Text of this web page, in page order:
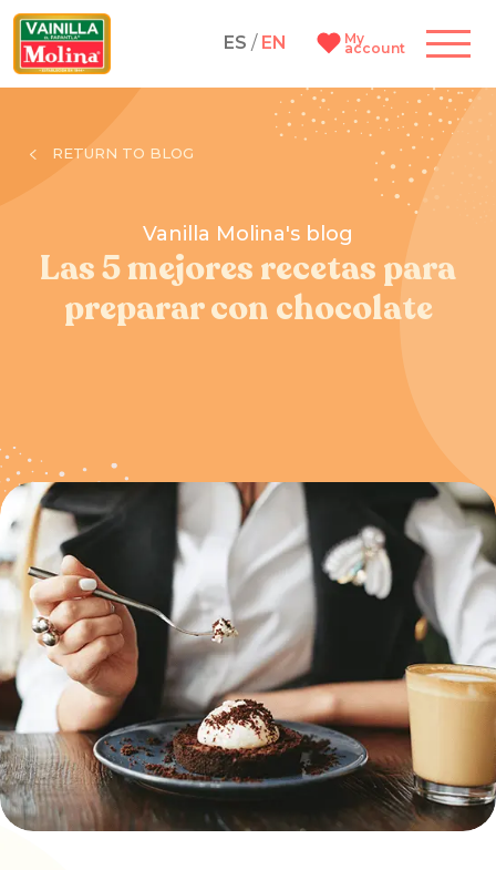
ES / EN My
account
RETURN TO BLOG
Vanilla Molina's blog
Las 5 mejores recetas para
preparar con chocolate